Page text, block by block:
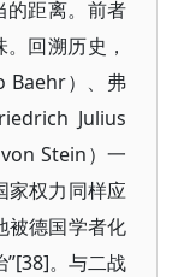
的距离。前者
回溯历史，
Baehr）、弗
Julius
Stein）一
家权力同样应
被德国学者化
”[38]。与二战